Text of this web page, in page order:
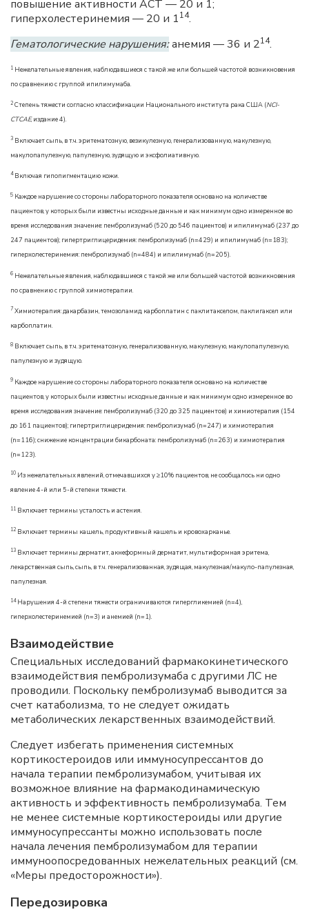
повышение активности ACT — 20 и 1;
гиперхолестеринемия — 20 и 114.
Гематологические нарушения:анемия — 36 и 214.
1 Нежелательные явления, наблюдавшиеся с такой же или большей частотой возникновения
по сравнению с группой ипилимумаба.
2 Степень тяжести согласно классификации Национального института рака США (NCI-
CTCAE, издание 4).
3 Включает сыпь, в т.ч. эритематозную, везикулезную, генерализованную, макулезную,
макулопапулезную, папулезную, зудящую и эксфолиативную.
4Включая гипопигментацию кожи.
5 Каждое нарушение со стороны лабораторного показателя основано на количестве
пациентов, у которых были известны исходные данные и как минимум одно измеренное во
время исследования значение: пембролизумаб (520 до 546 пациентов) и ипилимумаб (237 до
247 пациентов); гипертриглицеридемия: пембролизумаб (n=429) и ипилимумаб (n=183);
гиперхолестеринемия: пембролизумаб (n=484) и ипилимумаб (n=205).
6 Нежелательные явления, наблюдавшиеся с такой же или большей частотой возникновения
по сравнению с группой химиотерапии.
7 Химиотерапия: дакарбазин, темозоламид, карбоплатин с паклитакселом, паклигаксел или
карбоплатин.
8 Включает сыпь, в т.ч. эритематозную, генерализованную, макулезную, макулопапулезную,
папулезную и зудящую.
9 Каждое нарушение со стороны лабораторного показателя основано на количестве
пациентов, у которых были известны исходные данные и как минимум одно измеренное во
время исследования значение: пембролизумаб (320 до 325 пациентов) и химиотерапия (154
до 161 пациентов); гипертриглицеридемия: пембролизумаб (n=247) и химиотерапия
(n=116); снижение концентрации бикарбоната: пембролизумаб (n=263) и химиотерапия
(n=123).
10 Из нежелательных явлений, отмечавшихся у ≥10% пациентов, не сообщалось ни одно
явление 4-й или 5-й степени тяжести.
11 Включает термины усталость и астения.
12 Включает термины кашель, продуктивный кашель и кровохарканье.
13 Включает термины дерматит, акнеформный дерматит, мультиформная эритема,
лекарственная сыпь, сыпь, в т.ч. генерализованная, зудящая, макулезная/макуло-папулезная,
папулезная.
14Нарушения 4-й степени тяжести ограничиваются гипергликемией (n=4),
гиперхолестеринемией (n=3) и анемией (n=1).
Взаимодействие
Специальных исследований фармакокинетического
взаимодействия пембролизумаба с другими ЛС не
проводили. Поскольку пембролизумаб выводится за
счет катаболизма, то не следует ожидать
метаболических лекарственных взаимодействий.
Следует избегать применения системных
кортикостероидов или иммуносупрессантов до
начала терапии пембролизумабом, учитывая их
возможное влияние на фармакодинамическую
активность и эффективность пембролизумаба. Тем
не менее системные кортикостероиды или другие
иммуносупрессанты можно использовать после
начала лечения пембролизумабом для терапии
иммуноопосредованных нежелательных реакций (см.
«Меры предосторожности»).
Передозировка